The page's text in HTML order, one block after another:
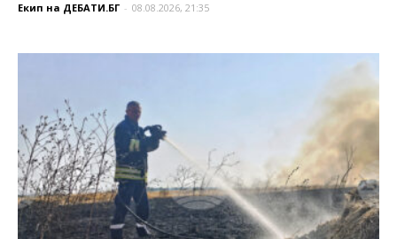
Екип на ДЕБАТИ.БГ - 08.08.2026, 21:35